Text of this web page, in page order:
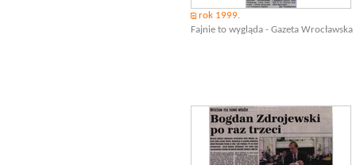
rok 1999.
Fajnie to wygląda - Gazeta Wrocławska